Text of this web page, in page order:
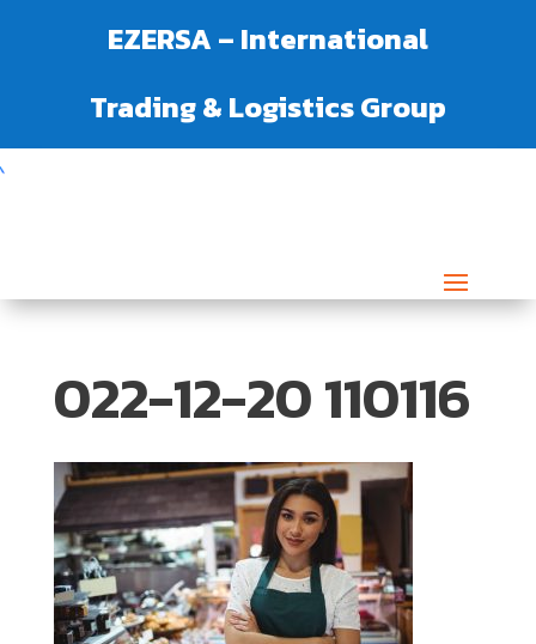
EZERSA – International
Trading & Logistics Group
022-12-20 110116